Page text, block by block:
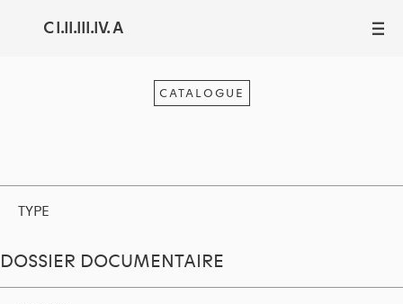
C I.II.III.IV. A III
CATALOGUE
TYPE
DOSSIER DOCUMENTAIRE